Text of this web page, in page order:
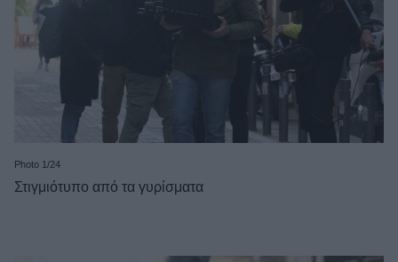
Photo 1/24
Στιγμιότυπο από τα γυρίσματα